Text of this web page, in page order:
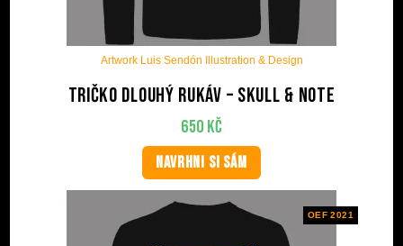
Artwork Luis Sendón Illustration & Design
Tričko dlouhý rukáv – Skull & Note
650 Kč
NAVRHNI SI SÁM
OEF 2021